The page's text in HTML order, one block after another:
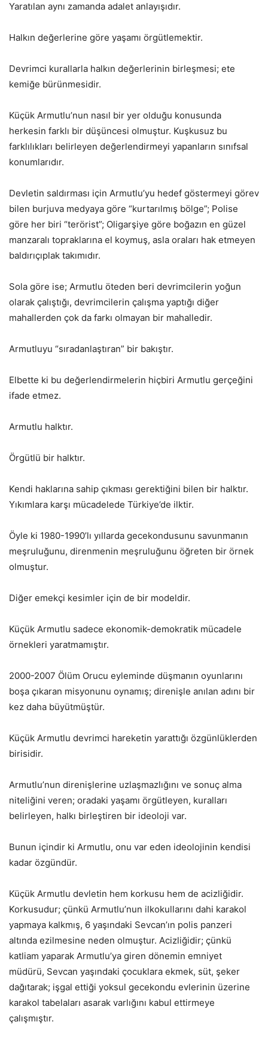
Yaratılan aynı zamanda adalet anlayışıdır.
Halkın değerlerine göre yaşamı örgütlemektir.
Devrimci kurallarla halkın değerlerinin birleşmesi; ete
kemiğe bürünmesidir.
Küçük Armutlu’nun nasıl bir yer olduğu konusunda
herkesin farklı bir düşüncesi olmuştur. Kuşkusuz bu
farklılıkları belirleyen değerlendirmeyi yapanların sınıfsal
konumlarıdır.
Devletin saldırması için Armutlu’yu hedef göstermeyi görev
bilen burjuva medyaya göre “kurtarılmış bölge”; Polise
göre her biri “terörist”; Oligarşiye göre boğazın en güzel
manzaralı topraklarına el koymuş, asla oraları hak etmeyen
baldırıçıplak takımıdır.
Sola göre ise; Armutlu öteden beri devrimcilerin yoğun
olarak çalıştığı, devrimcilerin çalışma yaptığı diğer
mahallerden çok da farkı olmayan bir mahalledir.
Armutluyu “sıradanlaştıran” bir bakıştır.
Elbette ki bu değerlendirmelerin hiçbiri Armutlu gerçeğini
ifade etmez.
Armutlu halktır.
Örgütlü bir halktır.
Kendi haklarına sahip çıkması gerektiğini bilen bir halktır.
Yıkımlara karşı mücadelede Türkiye’de ilktir.
Öyle ki 1980-1990’lı yıllarda gecekondusunu savunmanın
meşruluğunu, direnmenin meşruluğunu öğreten bir örnek
olmuştur.
Diğer emekçi kesimler için de bir modeldir.
Küçük Armutlu sadece ekonomik-demokratik mücadele
örnekleri yaratmamıştır.
2000-2007 Ölüm Orucu eyleminde düşmanın oyunlarını
boşa çıkaran misyonunu oynamış; direnişle anılan adını bir
kez daha büyütmüştür.
Küçük Armutlu devrimci hareketin yarattığı özgünlüklerden
birisidir.
Armutlu’nun direnişlerine uzlaşmazlığını ve sonuç alma
niteliğini veren; oradaki yaşamı örgütleyen, kuralları
belirleyen, halkı birleştiren bir ideoloji var.
Bunun içindir ki Armutlu, onu var eden ideolojinin kendisi
kadar özgündür.
Küçük Armutlu devletin hem korkusu hem de acizliğidir.
Korkusudur; çünkü Armutlu’nun ilkokullarını dahi karakol
yapmaya kalkmış, 6 yaşındaki Sevcan’ın polis panzeri
altında ezilmesine neden olmuştur. Acizliğidir; çünkü
katliam yaparak Armutlu’ya giren dönemin emniyet
müdürü, Sevcan yaşındaki çocuklara ekmek, süt, şeker
dağıtarak; işgal ettiği yoksul gecekondu evlerinin üzerine
karakol tabelaları asarak varlığını kabul ettirmeye
çalışmıştır.